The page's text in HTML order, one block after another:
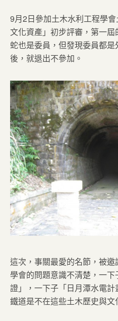
9月2日參加土木水利工程學
文化資產」初步評審，第一
蛇也是委員，但發現委員都
後，就退出不參加。
這次，事關最愛的名節，被邀
學會的問題意識不清楚，一
證」，一下子「日月潭水電
鐵道是不在這些土木歷史與文